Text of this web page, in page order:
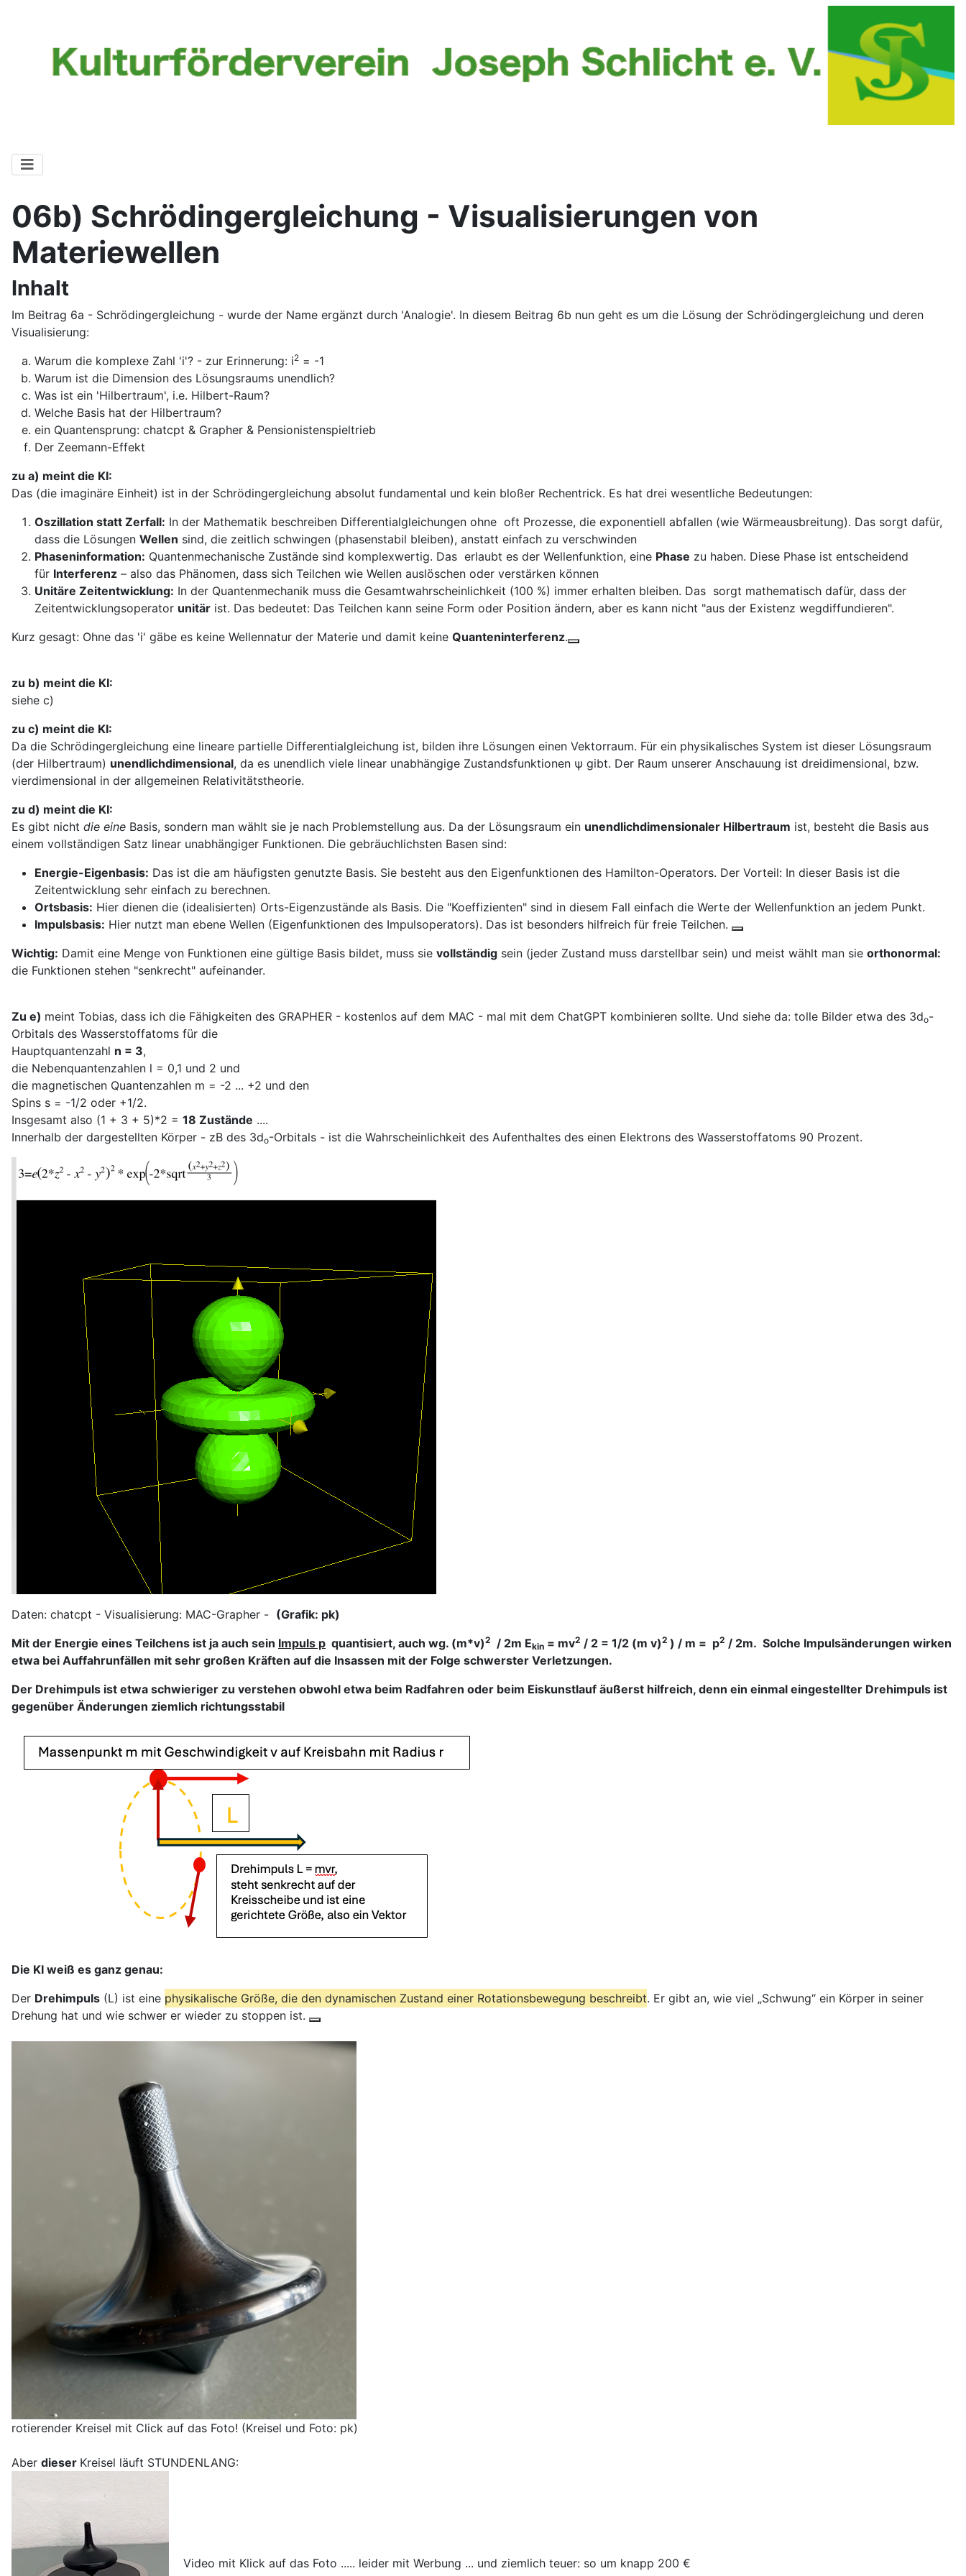
06b) Schrödingergleichung - Visualisierungen von
Materiewellen
Inhalt
Im Beitrag 6a - Schrödingergleichung - wurde der Name ergänzt durch 'Analogie'. In diesem Beitrag 6b nun geht es um die Lösung der Schrödingergleichung und deren
Visualisierung:
Warum die komplexe Zahl 'i'? - zur Erinnerung: i2 = -1
Warum ist die Dimension des Lösungsraums unendlich?
Was ist ein 'Hilbertraum', i.e. Hilbert-Raum?
Welche Basis hat der Hilbertraum?
ein Quantensprung: chatcpt & Grapher & Pensionistenspieltrieb
Der Zeemann-Effekt
zu a) meint die KI:
Das (die imaginäre Einheit) ist in der Schrödingergleichung absolut fundamental und kein bloßer Rechentrick. Es hat drei wesentliche Bedeutungen:
Oszillation statt Zerfall: In der Mathematik beschreiben Differentialgleichungen ohne oft Prozesse, die exponentiell abfallen (wie Wärmeausbreitung). Das sorgt dafür,
dass die Lösungen Wellen sind, die zeitlich schwingen (phasenstabil bleiben), anstatt einfach zu verschwinden
Phaseninformation: Quantenmechanische Zustände sind komplexwertig. Das erlaubt es der Wellenfunktion, eine Phase zu haben. Diese Phase ist entscheidend
für Interferenz – also das Phänomen, dass sich Teilchen wie Wellen auslöschen oder verstärken können
Unitäre Zeitentwicklung: In der Quantenmechanik muss die Gesamtwahrscheinlichkeit (100 %) immer erhalten bleiben. Das sorgt mathematisch dafür, dass der
Zeitentwicklungsoperator unitär ist. Das bedeutet: Das Teilchen kann seine Form oder Position ändern, aber es kann nicht "aus der Existenz wegdiffundieren".
Kurz gesagt: Ohne das 'i' gäbe es keine Wellennatur der Materie und damit keine Quanteninterferenz.
zu b) meint die KI:
siehe c)
zu c) meint die KI:
Da die Schrödingergleichung eine lineare partielle Differentialgleichung ist, bilden ihre Lösungen einen Vektorraum. Für ein physikalisches System ist dieser Lösungsraum
(der Hilbertraum) unendlichdimensional, da es unendlich viele linear unabhängige Zustandsfunktionen ψ gibt. Der Raum unserer Anschauung ist dreidimensional, bzw.
vierdimensional in der allgemeinen Relativitätstheorie.
zu d) meint die KI:
Es gibt nicht die eine Basis, sondern man wählt sie je nach Problemstellung aus. Da der Lösungsraum ein unendlichdimensionaler Hilbertraum ist, besteht die Basis aus
einem vollständigen Satz linear unabhängiger Funktionen. Die gebräuchlichsten Basen sind:
Energie-Eigenbasis: Das ist die am häufigsten genutzte Basis. Sie besteht aus den Eigenfunktionen des Hamilton-Operators. Der Vorteil: In dieser Basis ist die
Zeitentwicklung sehr einfach zu berechnen.
Ortsbasis: Hier dienen die (idealisierten) Orts-Eigenzustände als Basis. Die "Koeffizienten" sind in diesem Fall einfach die Werte der Wellenfunktion an jedem Punkt.
Impulsbasis: Hier nutzt man ebene Wellen (Eigenfunktionen des Impulsoperators). Das ist besonders hilfreich für freie Teilchen.
Wichtig: Damit eine Menge von Funktionen eine gültige Basis bildet, muss sie vollständig sein (jeder Zustand muss darstellbar sein) und meist wählt man sie orthonormal:
die Funktionen stehen "senkrecht" aufeinander.
Zu e) meint Tobias, dass ich die Fähigkeiten des GRAPHER - kostenlos auf dem MAC - mal mit dem ChatGPT kombinieren sollte. Und siehe da: tolle Bilder etwa des 3do-
Orbitals des Wasserstoffatoms für die
Hauptquantenzahl n = 3,
die Nebenquantenzahlen l = 0,1 und 2 und
die magnetischen Quantenzahlen m = -2 ... +2 und den
Spins s = -1/2 oder +1/2.
Insgesamt also (1 + 3 + 5)*2 = 18 Zustände ....
Innerhalb der dargestellten Körper - zB des 3do-Orbitals - ist die Wahrscheinlichkeit des Aufenthaltes des einen Elektrons des Wasserstoffatoms 90 Prozent.
Daten: chatcpt - Visualisierung: MAC-Grapher - (Grafik: pk)
Mit der Energie eines Teilchens ist ja auch sein Impuls p quantisiert, auch wg. (m*v)2 / 2m Ekin = mv2 / 2 = 1/2 (m v)2 ) / m = p2 / 2m. Solche Impulsänderungen wirken
etwa bei Auffahrunfällen mit sehr großen Kräften auf die Insassen mit der Folge schwerster Verletzungen.
Der Drehimpuls ist etwa schwieriger zu verstehen obwohl etwa beim Radfahren oder beim Eiskunstlauf äußerst hilfreich, denn ein einmal eingestellter Drehimpuls ist
gegenüber Änderungen ziemlich richtungsstabil
Die KI weiß es ganz genau:
Der Drehimpuls (L) ist eine physikalische Größe, die den dynamischen Zustand einer Rotationsbewegung beschreibt. Er gibt an, wie viel „Schwung“ ein Körper in seiner
Drehung hat und wie schwer er wieder zu stoppen ist.
rotierender Kreisel mit Click auf das Foto! (Kreisel und Foto: pk)
Aber dieser Kreisel läuft STUNDENLANG:
Video mit Klick auf das Foto ..... leider mit Werbung ... und ziemlich teuer: so um knapp 200 €